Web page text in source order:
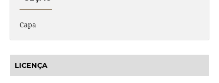
Capa
LICENÇA